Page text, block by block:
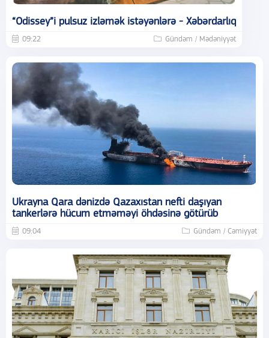
“Odissey”i pulsuz izləmək istəyənlərə - Xəbərdarlıq
09:22 Gündəm / Mədəniyyət
Ukrayna Qara dənizdə Qazaxıstan nefti daşıyan
tankerlərə hücum etməməyi öhdəsinə götürüb
09:04 Gündəm / Cəmiyyət